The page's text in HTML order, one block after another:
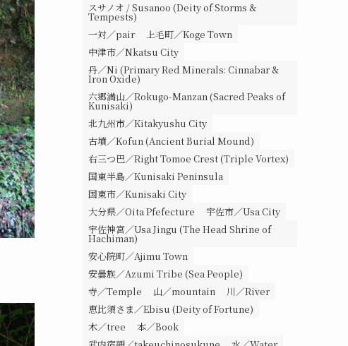
スサノオ / Susanoo (Deity of Storms &
Tempests)
一対／pair
上毛町／Koge Town
中津市／Nkatsu City
丹／Ni (Primary Red Minerals: Cinnabar &
Iron Oxide)
六郷満山／Rokugo-Manzan (Sacred Peaks of
Kunisaki)
北九州市／Kitakyushu City
古墳／Kofun (Ancient Burial Mound)
右三つ巴／Right Tomoe Crest (Triple Vortex)
国東半島／Kunisaki Peninsula
国東市／Kunisaki City
大分県／Oita Pfefecture
宇佐市／Usa City
宇佐神宮／Usa Jingu (The Head Shrine of
Hachiman)
安心院町／Ajimu Town
安曇族／Azumi Tribe (Sea People)
寺／Temple
山／mountain
川／River
恵比須さま／Ebisu (Deity of Fortune)
木／tree
本／Book